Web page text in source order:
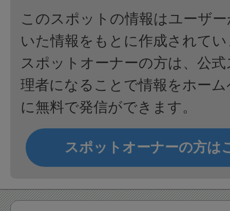
このスポットの情報はユーザ
いた情報をもとに作成されて
スポットオーナーの方は、公
理者になることで情報をホー
に無料で発信ができます。
スポットオーナーの方は